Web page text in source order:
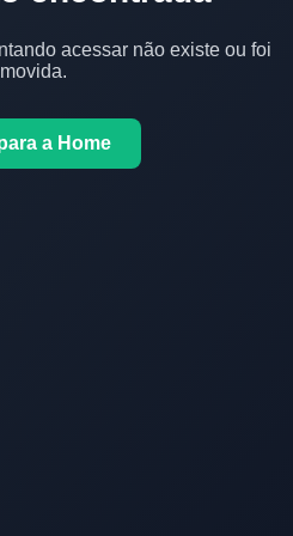
acessar não existe ou foi
a Home